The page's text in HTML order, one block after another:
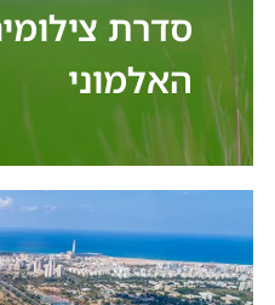
סדרת
האלמוני